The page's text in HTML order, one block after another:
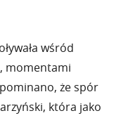
wśród
momentami
że spór
która jako